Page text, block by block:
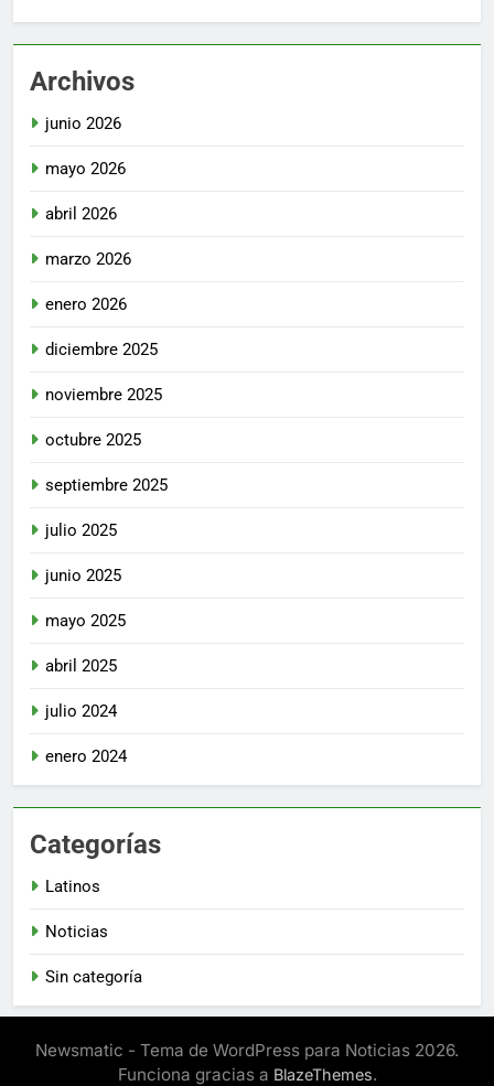
Archivos
junio 2026
mayo 2026
abril 2026
marzo 2026
enero 2026
diciembre 2025
noviembre 2025
octubre 2025
septiembre 2025
julio 2025
junio 2025
mayo 2025
abril 2025
julio 2024
enero 2024
Categorías
Latinos
Noticias
Sin categoría
Newsmatic - Tema de WordPress para Noticias 2026.
Funciona gracias a BlazeThemes.